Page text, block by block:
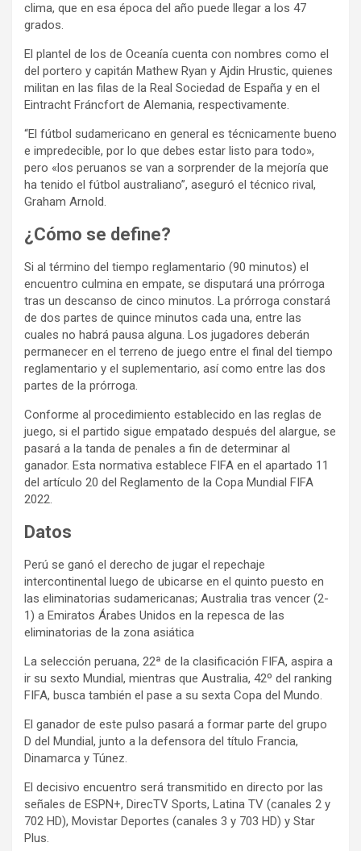
clima, que en esa época del año puede llegar a los 47
grados.
El plantel de los de Oceanía cuenta con nombres como el
del portero y capitán Mathew Ryan y Ajdin Hrustic, quienes
militan en las filas de la Real Sociedad de España y en el
Eintracht Fráncfort de Alemania, respectivamente.
“El fútbol sudamericano en general es técnicamente bueno
e impredecible, por lo que debes estar listo para todo»,
pero «los peruanos se van a sorprender de la mejoría que
ha tenido el fútbol australiano”, aseguró el técnico rival,
Graham Arnold.
¿Cómo se define?
Si al término del tiempo reglamentario (90 minutos) el
encuentro culmina en empate, se disputará una prórroga
tras un descanso de cinco minutos. La prórroga constará
de dos partes de quince minutos cada una, entre las
cuales no habrá pausa alguna. Los jugadores deberán
permanecer en el terreno de juego entre el final del tiempo
reglamentario y el suplementario, así como entre las dos
partes de la prórroga.
Conforme al procedimiento establecido en las reglas de
juego, si el partido sigue empatado después del alargue, se
pasará a la tanda de penales a fin de determinar al
ganador. Esta normativa establece FIFA en el apartado 11
del artículo 20 del Reglamento de la Copa Mundial FIFA
2022.
Datos
Perú se ganó el derecho de jugar el repechaje
intercontinental luego de ubicarse en el quinto puesto en
las eliminatorias sudamericanas; Australia tras vencer (2-
1) a Emiratos Árabes Unidos en la repesca de las
eliminatorias de la zona asiática
La selección peruana, 22ª de la clasificación FIFA, aspira a
ir su sexto Mundial, mientras que Australia, 42º del ranking
FIFA, busca también el pase a su sexta Copa del Mundo.
El ganador de este pulso pasará a formar parte del grupo
D del Mundial, junto a la defensora del título Francia,
Dinamarca y Túnez.
El decisivo encuentro será transmitido en directo por las
señales de ESPN+, DirecTV Sports, Latina TV (canales 2 y
702 HD), Movistar Deportes (canales 3 y 703 HD) y Star
Plus.